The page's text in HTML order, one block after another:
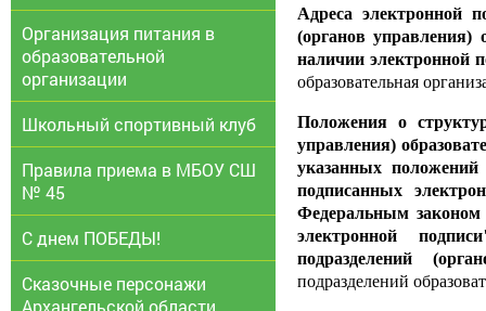
Организация питания в
образовательной
организации
Школьный спортивный клуб
Правила приема в МБОУ СШ
№ 45
С днем ПОБЕДЫ!
Сказочные персонажи
Архангельской области
Адреса электронной
(органов управления)
наличии электронной
образовательная
Положения о
управления)
указанных
подписанных
Федеральным
электронной
подразделений
подразделений